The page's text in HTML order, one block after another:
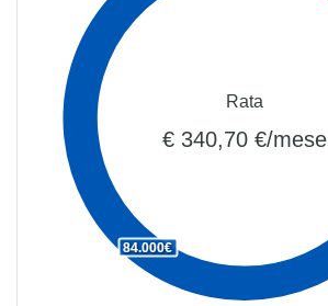
84.000€
Rata
€ 340,70 €/mese